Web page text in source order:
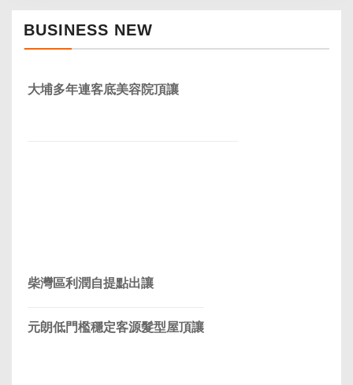
BUSINESS NEW
大埔多年連客底美容院頂讓
柴灣區利潤自提點出讓
元朗低門檻穩定客源髮型屋頂讓